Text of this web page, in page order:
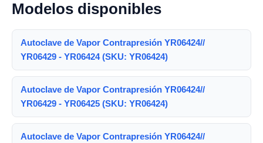
Modelos disponibles
Autoclave de Vapor Contrapresión YR06424//
YR06429 - YR06424 (SKU: YR06424)
Autoclave de Vapor Contrapresión YR06424//
YR06429 - YR06425 (SKU: YR06424)
Autoclave de Vapor Contrapresión YR06424//